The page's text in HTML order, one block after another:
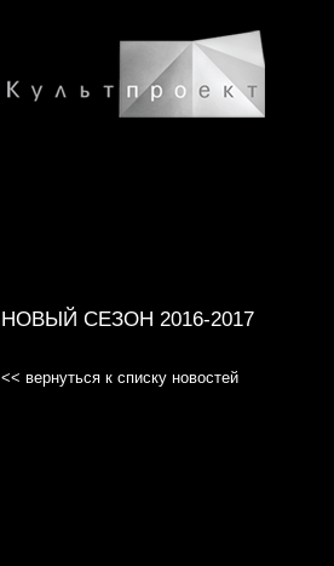
НОВЫЙ СЕЗОН 2016-2017
<< вернуться к списку новостей